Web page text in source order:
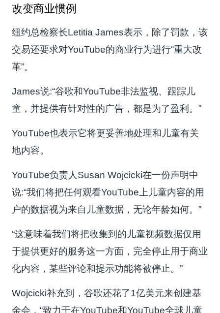
改变商业惯例
纽约总检察长Letitia James表示，除了罚款，该
交易还要求对YouTube的商业行为进行“重大改
革”。
James说:“谷歌和YouTube非法监视、跟踪儿
童，并提供有针对性的广告，都是为了盈利。”
YouTube也表示它将更妥善地处理和儿童有关
地内容。
YouTube负责人Susan Wojcicki在一份声明中
说:“我们将把任何观看YouTube上儿童内容的用
户的数据视为来自儿童数据，无论年龄如何。”
“这意味着我们将把收集到的儿童视频数据仅用
于提供更好的服务这一方面，完全停止用于商业
化内容，某些评论和提示功能将被停止。”
Wojcicki补充到，谷歌还花了1亿美元来创建基
金会，“致力于在YouTube和YouTube全球儿童